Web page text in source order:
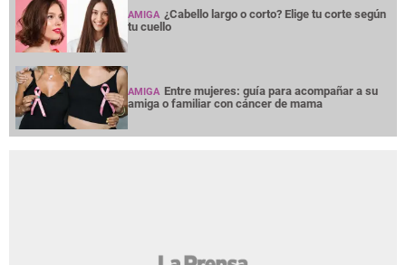
AMIGA ¿Cabello largo o corto? Elige tu corte según
tu cuello
AMIGA Entre mujeres: guía para acompañar a su
amiga o familiar con cáncer de mama